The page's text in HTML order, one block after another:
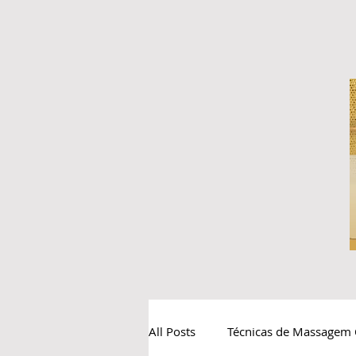
All Posts Técnicas de Massagem